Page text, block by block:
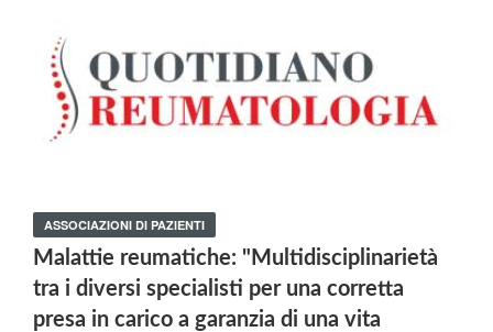
ASSOCIAZIONI DI PAZIENTI
Malattie reumatiche: "Multidisciplinarietà
tra i diversi specialisti per una corretta
presa in carico a garanzia di una vita